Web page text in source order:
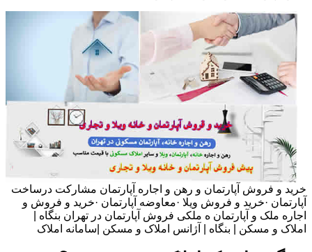
خرید و فروش آپارتمان و رهن و اجاره آپارتمان مشارکت درساخت
آپارتمان ·خرید و فروش ویلا ·معاوضه آپارتمان ·خرید و فروش و
اجاره ملک و آپارتمان ه ملکی فروش آپارتمان در تهران بنگاه |
املاک و مسکن | بنگاه | آژانس املاک و مسکن |سامانه املاک